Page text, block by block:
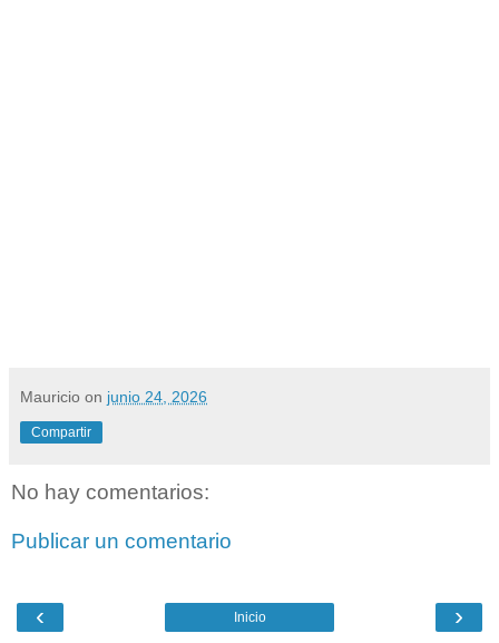
Mauricio on junio 24, 2026
Compartir
No hay comentarios:
Publicar un comentario
‹ ›
Inicio